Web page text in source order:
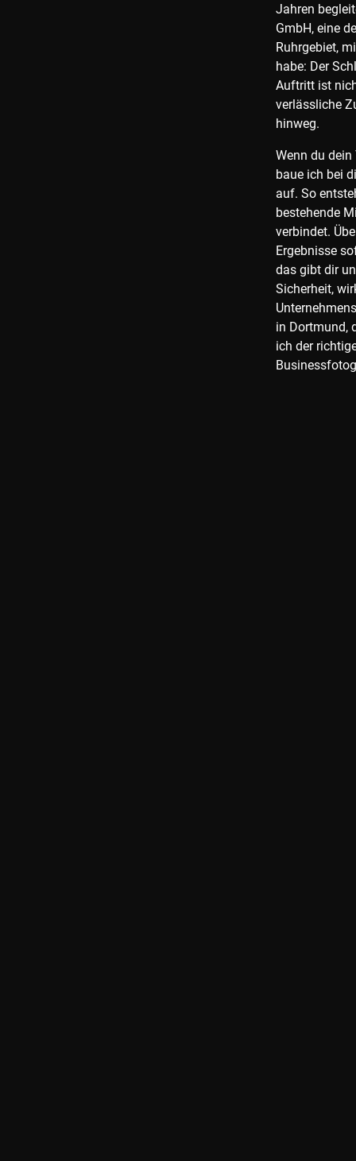
Jahren
GmbH, eine
Ruhrgebiet,
habe: Der
Auftritt ist
verlässliche
hinweg.
Wenn du
baue ich bei
auf. So
bestehende
verbindet.
Ergebnisse
das gibt dir
Sicherheit,
in Dortmund,
ich der